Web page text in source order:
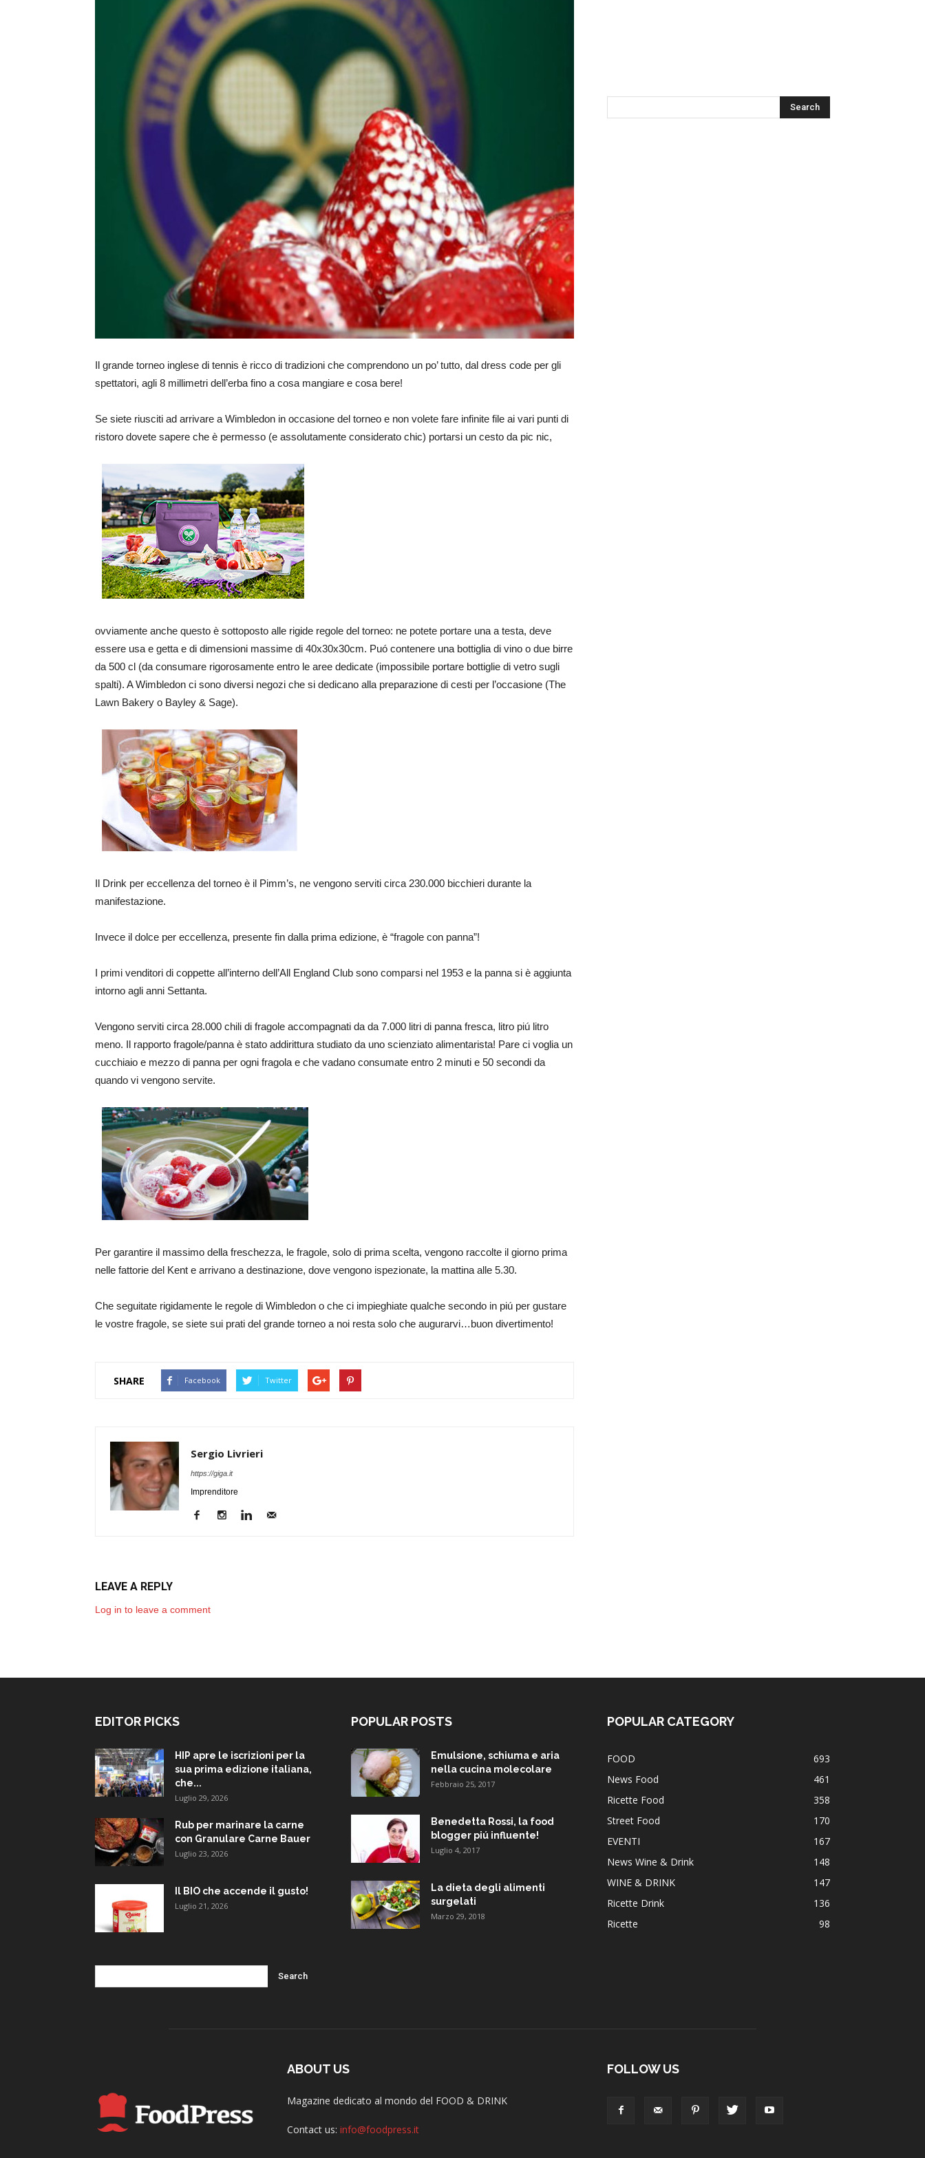
Il grande torneo inglese di tennis è ricco di tradizioni che comprendono un po’ tutto, dal dress code per gli
spettatori, agli 8 millimetri dell’erba fino a cosa mangiare e cosa bere!
Se siete riusciti ad arrivare a Wimbledon in occasione del torneo e non volete fare infinite file ai vari punti di
ristoro dovete sapere che è permesso (e assolutamente considerato chic) portarsi un cesto da pic nic,
ovviamente anche questo è sottoposto alle rigide regole del torneo: ne potete portare una a testa, deve
essere usa e getta e di dimensioni massime di 40x30x30cm. Puó contenere una bottiglia di vino o due birre
da 500 cl (da consumare rigorosamente entro le aree dedicate (impossibile portare bottiglie di vetro sugli
spalti). A Wimbledon ci sono diversi negozi che si dedicano alla preparazione di cesti per l’occasione (The
Lawn Bakery o Bayley & Sage).
Il Drink per eccellenza del torneo è il Pimm’s, ne vengono serviti circa 230.000 bicchieri durante la
manifestazione.
Invece il dolce per eccellenza, presente fin dalla prima edizione, è “fragole con panna”!
I primi venditori di coppette all’interno dell’All England Club sono comparsi nel 1953 e la panna si è aggiunta
intorno agli anni Settanta.
Vengono serviti circa 28.000 chili di fragole accompagnati da da 7.000 litri di panna fresca, litro piú litro
meno. Il rapporto fragole/panna è stato addirittura studiato da uno scienziato alimentarista! Pare ci voglia un
cucchiaio e mezzo di panna per ogni fragola e che vadano consumate entro 2 minuti e 50 secondi da
quando vi vengono servite.
Per garantire il massimo della freschezza, le fragole, solo di prima scelta, vengono raccolte il giorno prima
nelle fattorie del Kent e arrivano a destinazione, dove vengono ispezionate, la mattina alle 5.30.
Che seguitate rigidamente le regole di Wimbledon o che ci impieghiate qualche secondo in piú per gustare
le vostre fragole, se siete sui prati del grande torneo a noi resta solo che augurarvi…buon divertimento!
SHARE Facebook Twitter
Sergio Livrieri
https://giga.it
Imprenditore
LEAVE A REPLY
Log in to leave a comment
EDITOR PICKS
HIP apre le iscrizioni per la
sua prima edizione italiana,
che...
Luglio 29, 2026
Rub per marinare la carne
con Granulare Carne Bauer
Luglio 23, 2026
Il BIO che accende il gusto!
Luglio 21, 2026
POPULAR POSTS
Emulsione, schiuma e aria
nella cucina molecolare
Febbraio 25, 2017
Benedetta Rossi, la food
blogger piú influente!
Luglio 4, 2017
La dieta degli alimenti
surgelati
Marzo 29, 2018
POPULAR CATEGORY
FOOD
693
News Food
461
Ricette Food
358
Street Food
170
EVENTI
167
News Wine & Drink
148
WINE & DRINK
147
Ricette Drink
136
Ricette
98
ABOUT US
Magazine dedicato al mondo del FOOD & DRINK
Contact us: info@foodpress.it
FOLLOW US